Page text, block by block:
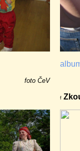
foto ČeV
f